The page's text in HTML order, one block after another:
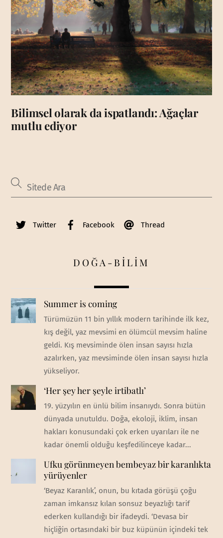
Bilimsel olarak da ispatlandı: Ağaçlar
mutlu ediyor
Twitter Facebook Thread
DOĞA-BİLİM
Summer is coming
Türümüzün 11 bin yıllık modern tarihinde ilk kez,
kış değil, yaz mevsimi en ölümcül mevsim haline
geldi. Kış mevsiminde ölen insan sayısı hızla
azalırken, yaz mevsiminde ölen insan sayısı hızla
yükseliyor.
‘Her şey her şeyle irtibatlı’
19. yüzyılın en ünlü bilim insanıydı. Sonra bütün
dünyada unutuldu. Doğa, ekoloji, iklim, insan
hakları konusundaki çok erken uyarıları ile ne
kadar önemli olduğu keşfedilinceye kadar...
Ufku görünmeyen bembeyaz bir karanlıkta
yürüyenler
‘Beyaz Karanlık’, onun, bu kıtada görüşü çoğu
zaman imkansız kılan sonsuz beyazlığı tarif
ederken kullandığı bir ifadeydi. ‘Devasa bir
hiçliğin ortasındaki bir buz küpünün içindeki tek